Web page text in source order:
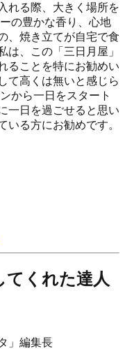
れる際、大きく場所を
の豊かな香り、心地
、焼き立てが自宅で食
は、この「三日月屋」
ることを特にお勧めい
て高くは無いと感じら
から一日をスタート
一日を過ごせると思い
いる方にお勧めです。
てくれた達人
」編集長